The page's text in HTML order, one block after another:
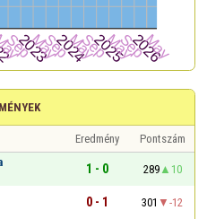
Eredmény
Pontszám
1 - 0 289
10
0 - 1 301
-12